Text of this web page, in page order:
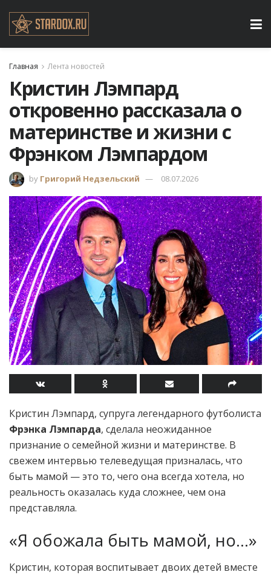
Главная Лента новостей
Кристин Лэмпард
откровенно рассказала о
материнстве и жизни с
Фрэнком Лэмпардом
by Григорий Недзельский 08.07.2026
Кристин Лэмпард, супруга легендарного футболиста
Фрэнка Лэмпарда, сделала неожиданное
признание о семейной жизни и материнстве. В
свежем интервью телеведущая призналась, что
быть мамой — это то, чего она всегда хотела, но
реальность оказалась куда сложнее, чем она
представляла.
«Я обожала быть мамой, но…»
Кристин, которая воспитывает двоих детей вместе